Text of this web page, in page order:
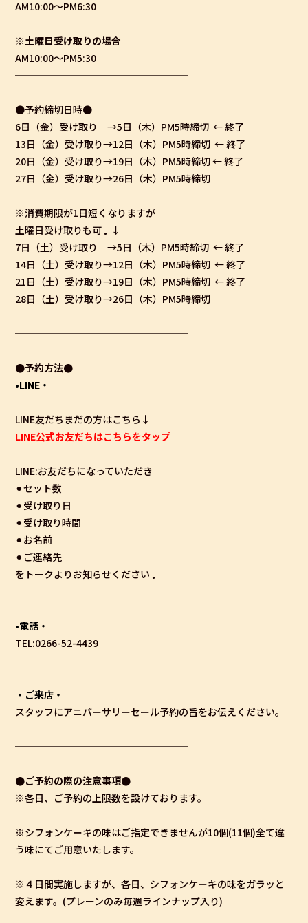
AM10:00〜PM6:30
※土曜日受け取りの場合
AM10:00〜PM5:30
──────────────────
●予約締切日時●
6日（金）受け取り →5日（木）PM5時締切 ← 終了
13日（金）受け取り→12日（木）PM5時締切 ← 終了
20日（金）受け取り→19日（木）PM5時締切 ← 終了
27日（金）受け取り→26日（木）PM5時締切
※消費期限が1日短くなりますが
土曜日受け取りも可♩↓
7日（土）受け取り →5日（木）PM5時締切 ← 終了
14日（土）受け取り→12日（木）PM5時締切 ← 終了
21日（土）受け取り→19日（木）PM5時締切 ← 終了
28日（土）受け取り→26日（木）PM5時締切
──────────────────
●予約方法●
•LINE・
LINE友だちまだの方はこちら↓
LINE公式お友だちはこちらをタップ
LINE:お友だちになっていただき
⚫︎セット数
⚫︎受け取り日
⚫︎受け取り時間
⚫︎お名前
⚫︎ご連絡先
をトークよりお知らせください♩
•電話・
TEL:0266-52-4439
・ご来店・
スタッフにアニバーサリーセール予約の旨をお伝えください。
──────────────────
●ご予約の際の注意事項●
※各日、ご予約の上限数を設けております。
※シフォンケーキの味はご指定できませんが10個(11個)全て違
う味にてご用意いたします。
※４日間実施しますが、各日、シフォンケーキの味をガラッと
変えます。(プレーンのみ毎週ラインナップ入り)